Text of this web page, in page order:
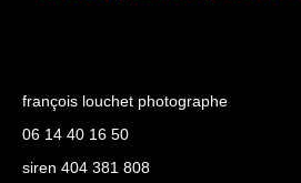
françois louchet photographe
06 14 40 16 50
siren 404 381 808